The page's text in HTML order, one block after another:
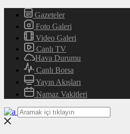
Gazeteler
Foto Galeri
Video Galeri
Canlı TV
Hava Durumu
Canlı Borsa
Yayın Akışları
Namaz Vakitleri